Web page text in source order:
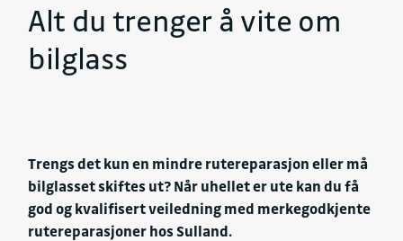
Alt du trenger å vite om
bilglass
Trengs det kun en mindre rutereparasjon eller må
bilglasset skiftes ut? Når uhellet er ute kan du få
god og kvalifisert veiledning med merkegodkjente
rutereparasjoner hos Sulland.